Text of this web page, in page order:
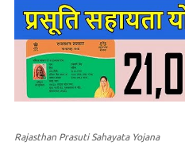
Rajasthan Prasuti Sahayata Yojana